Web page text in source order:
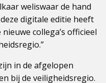
weliswaar de hand
digitale editie heeft
collega’s officieel
in de afgelopen
bij de veiligheidsregio.